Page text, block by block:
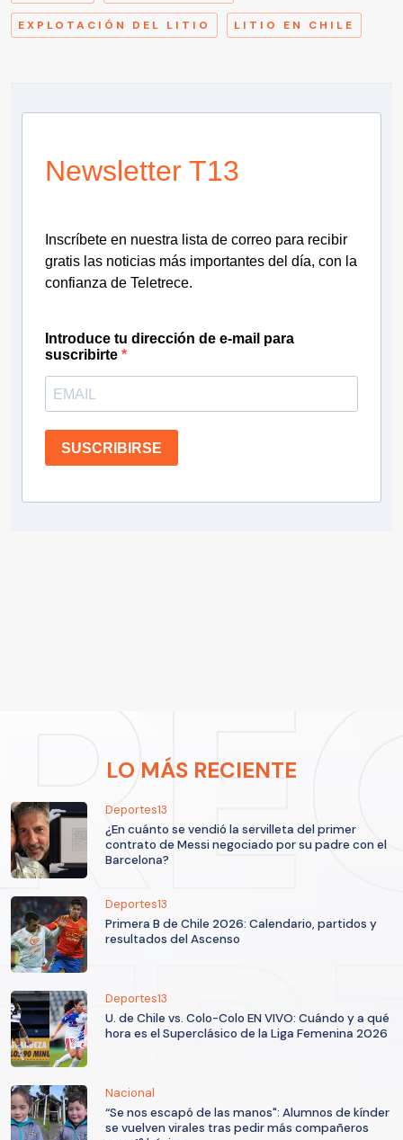
EXPLOTACIÓN DEL LITIO LITIO EN CHILE
Newsletter T13
Inscríbete en nuestra lista de correo para recibir
gratis las noticias más importantes del día, con la
confianza de Teletrece.
Introduce tu dirección de e-mail para
suscribirte
SUSCRIBIRSE
LO MÁS RECIENTE
Deportes13
¿En cuánto se vendió la servilleta del primer
contrato de Messi negociado por su padre con el
Barcelona?
Deportes13
Primera B de Chile 2026: Calendario, partidos y
resultados del Ascenso
Deportes13
U. de Chile vs. Colo-Colo EN VIVO: Cuándo y a qué
hora es el Superclásico de la Liga Femenina 2026
Nacional
“Se nos escapó de las manos": Alumnos de kínder
se vuelven virales tras pedir más compañeros